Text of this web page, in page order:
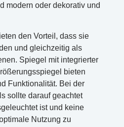
modern oder dekorativ und
den Vorteil, dass sie
und gleichzeitig als
Spiegel mit integrierter
bieten
Funktionalität. Bei der
sollte darauf geachtet
ist und keine
Nutzung zu